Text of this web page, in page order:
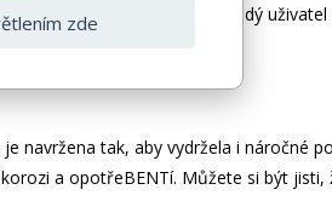
zjednodušují organizaci. Každý
a zabraňuje záměnám.
navržena tak, aby vydržela i náročné
a opotřeBENTí. Můžete si být jisti,
zde